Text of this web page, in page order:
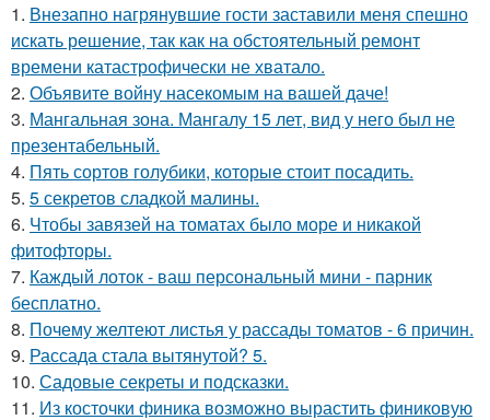
1. Внезапно нагрянувшие гости заставили меня спешно
искать решение, так как на обстоятельный ремонт
времени катастрофически не хватало.
2. Объявите войну насекомым на вашей даче!
3. Мангальная зона. Мангалу 15 лет, вид у него был не
презентабельный.
4. Пять сортов голубики, которые стоит посадить.
5. 5 секретов сладкой малины.
6. Чтобы завязей на томатах было море и никакой
фитофторы.
7. Каждый лоток - ваш персональный мини - парник
бесплатно.
8. Почему желтеют листья у рассады томатов - 6 причин.
9. Рассада стала вытянутой? 5.
10. Садовые секреты и подсказки.
11. Из косточки финика возможно вырастить финиковую